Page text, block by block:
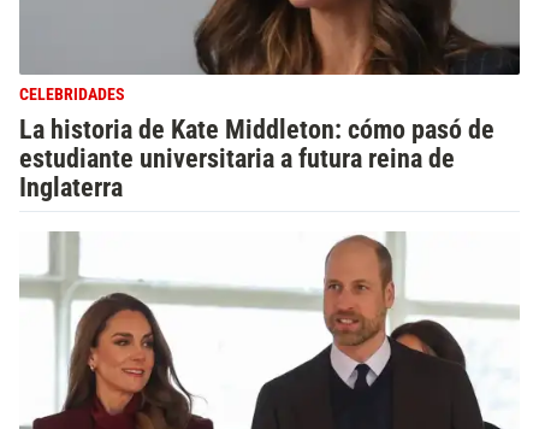
CELEBRIDADES
La historia de Kate Middleton: cómo pasó de
estudiante universitaria a futura reina de
Inglaterra